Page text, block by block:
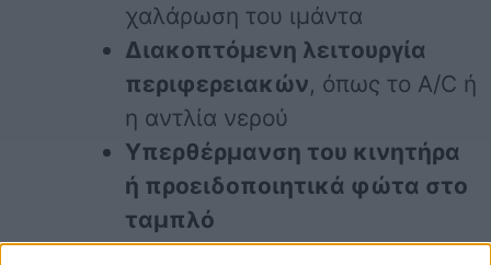
χαλάρωση του ιμάντα
Διακοπτόμενη λειτουργία
περιφερειακών, όπως το A/C ή
η αντλία νερού
Υπερθέρμανση του κινητήρα
ή προειδοποιητικά φώτα στο
ταμπλό